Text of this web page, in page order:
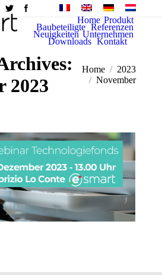
Home Produkt
Baubeteiligte Referenzen
Neuigkeiten Unternehmen
Downloads Kontakt
2023
Sie befinden sich hier:
Home
2023
November